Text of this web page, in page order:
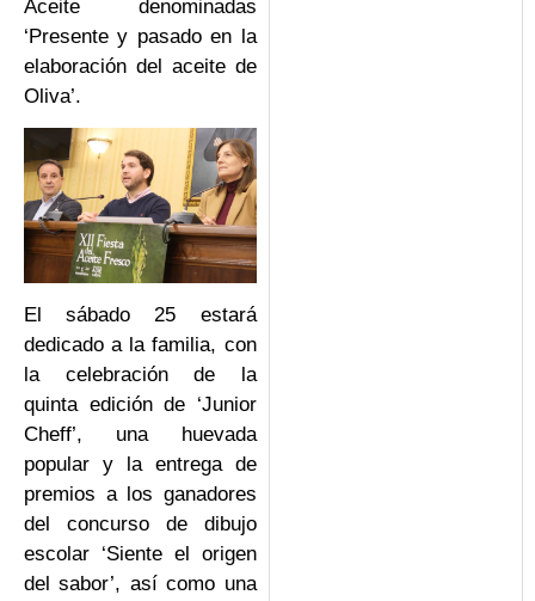
Aceite denominadas
‘Presente y pasado en la
elaboración del aceite de
Oliva’.
El sábado 25 estará
dedicado a la familia, con
la celebración de la
quinta edición de ‘Junior
Cheff’, una huevada
popular y la entrega de
premios a los ganadores
del concurso de dibujo
escolar ‘Siente el origen
del sabor’, así como una